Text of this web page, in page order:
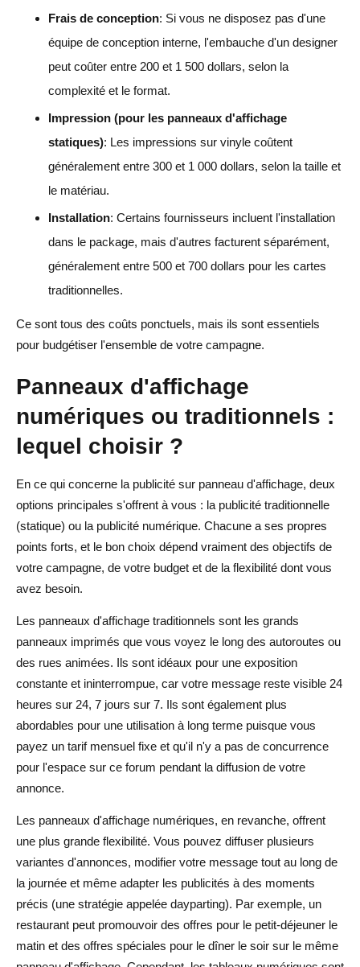
Frais de conception: Si vous ne disposez pas d'une
équipe de conception interne, l'embauche d'un designer
peut coûter entre 200 et 1 500 dollars, selon la
complexité et le format.
Impression (pour les panneaux d'affichage
statiques): Les impressions sur vinyle coûtent
généralement entre 300 et 1 000 dollars, selon la taille et
le matériau.
Installation: Certains fournisseurs incluent l'installation
dans le package, mais d'autres facturent séparément,
généralement entre 500 et 700 dollars pour les cartes
traditionnelles.
Ce sont tous des coûts ponctuels, mais ils sont essentiels
pour budgétiser l'ensemble de votre campagne.
Panneaux d'affichage
numériques ou traditionnels :
lequel choisir ?
En ce qui concerne la publicité sur panneau d'affichage, deux
options principales s'offrent à vous : la publicité traditionnelle
(statique) ou la publicité numérique. Chacune a ses propres
points forts, et le bon choix dépend vraiment des objectifs de
votre campagne, de votre budget et de la flexibilité dont vous
avez besoin.
Les panneaux d'affichage traditionnels sont les grands
panneaux imprimés que vous voyez le long des autoroutes ou
des rues animées. Ils sont idéaux pour une exposition
constante et ininterrompue, car votre message reste visible 24
heures sur 24, 7 jours sur 7. Ils sont également plus
abordables pour une utilisation à long terme puisque vous
payez un tarif mensuel fixe et qu'il n'y a pas de concurrence
pour l'espace sur ce forum pendant la diffusion de votre
annonce.
Les panneaux d'affichage numériques, en revanche, offrent
une plus grande flexibilité. Vous pouvez diffuser plusieurs
variantes d'annonces, modifier votre message tout au long de
la journée et même adapter les publicités à des moments
précis (une stratégie appelée dayparting). Par exemple, un
restaurant peut promouvoir des offres pour le petit-déjeuner le
matin et des offres spéciales pour le dîner le soir sur le même